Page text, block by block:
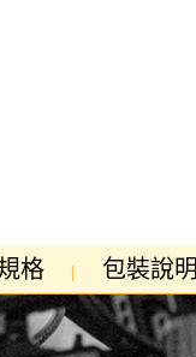
格 包裝說明